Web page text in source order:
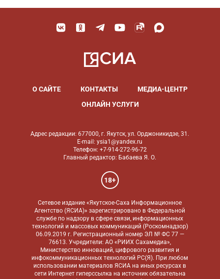
О САЙТЕ КОНТАКТЫ
МЕДИА-ЦЕНТР
ОНЛАЙН УСЛУГИ
Адрес редакции: 677000, г. Якутск, ул. Орджоникидзе, 31.
E-mail: ysia1@yandex.ru
Телефон: +7-914-272-96-72
Главный редактор: Бабаева Я. О.
18+
Сетевое издание «Якутское-Саха Информационное
Агентство (ЯСИА)» зарегистрировано в Федеральной
службе по надзору в сфере связи, информационных
технологий и массовых коммуникаций (Роскомнадзор)
06.09.2019 г. Регистрационный номер ЭЛ № ФС 77 —
76613. Учредители: АО «РИИХ Сахамедиа»,
Министерство инноваций, цифрового развития и
инфокоммуникационных технологий РС(Я). При любом
использовании материалов ЯСИА на иных ресурсах в
сети Интернет гиперссылка на источник обязательна